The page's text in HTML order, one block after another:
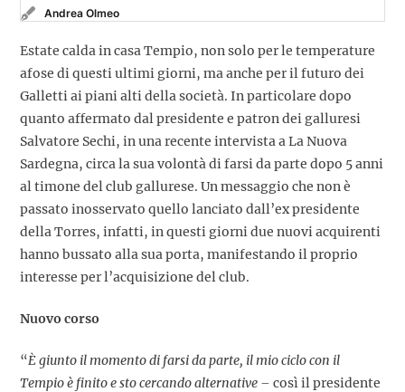
Andrea Olmeo
Estate calda in casa Tempio, non solo per le temperature
afose di questi ultimi giorni, ma anche per il futuro dei
Galletti ai piani alti della società. In particolare dopo
quanto affermato dal presidente e patron dei galluresi
Salvatore Sechi, in una recente intervista a La Nuova
Sardegna, circa la sua volontà di farsi da parte dopo 5 anni
al timone del club gallurese. Un messaggio che non è
passato inosservato quello lanciato dall’ex presidente
della Torres, infatti, in questi giorni due nuovi acquirenti
hanno bussato alla sua porta, manifestando il proprio
interesse per l’acquisizione del club.
Nuovo corso
“È giunto il momento di farsi da parte, il mio ciclo con il
Tempio è finito e sto cercando alternative – così il presidente